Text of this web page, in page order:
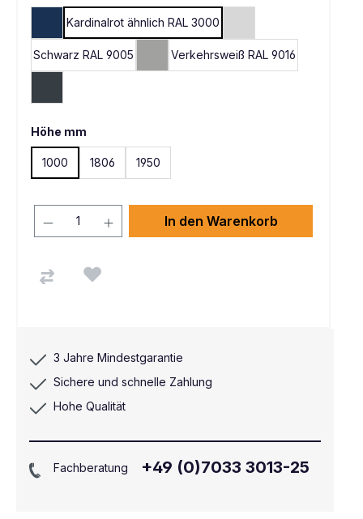
Kardinalrot ähnlich RAL 3000
Schwarz RAL 9005
Verkehrsweiß RAL 9016
Höhe mm
1000 1806 1950
In den Warenkorb
3 Jahre Mindestgarantie
Sichere und schnelle Zahlung
Hohe Qualität
Fachberatung +49 (0)7033 3013-25